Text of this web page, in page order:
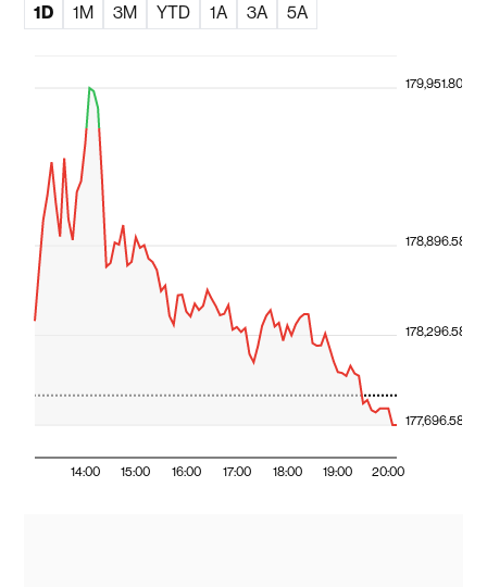
1D 1M 3M YTD 1A 3A 5A
14:00 15:00 16:00 17:00 18:00 19:00 20:00
177,696.58
178,296.58
178,896.58
179,951.80